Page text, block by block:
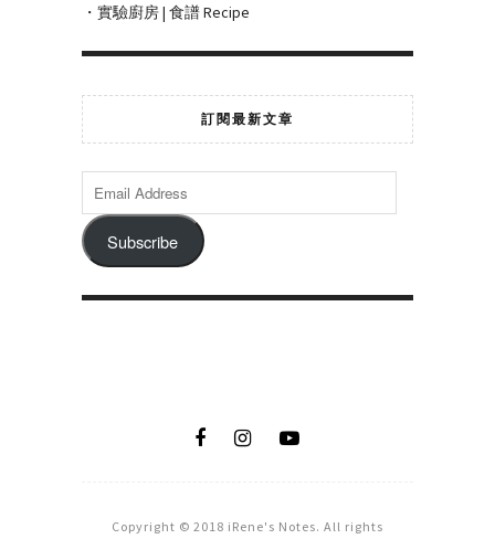
・實驗廚房 | 食譜 Recipe
訂閱最新文章
Subscribe
Copyright © 2018 iRene's Notes. All rights